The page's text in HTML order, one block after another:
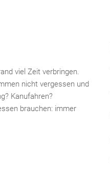
viel Zeit verbringen.
nicht vergessen und
Kanufahren?
brauchen: immer